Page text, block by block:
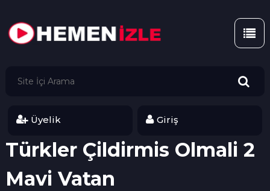
Giriş
Üyelik
Türkler Çildirmis Olmali 2
Mavi Vatan